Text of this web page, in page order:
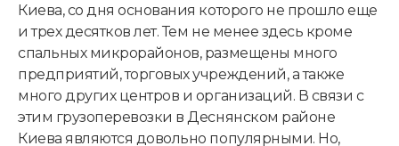
Киева, со дня основания которого не прошло еще
и трех десятков лет. Тем не менее здесь кроме
спальных микрорайонов, размещены много
предприятий, торговых учреждений, а также
много других центров и организаций. В связи с
этим грузоперевозки в Деснянском районе
Киева являются довольно популярными. Но,